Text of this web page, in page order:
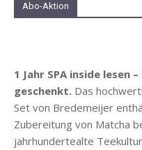
Abo-Aktion
1 Jahr SPA inside lesen
geschenkt. Das
Set von Bredemeijer
Zubereitung von Matcha
jahrhundertealte